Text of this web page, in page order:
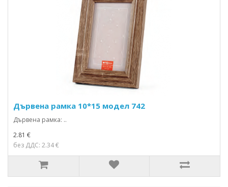
Дървена рамка 10*15 модел 742
Дървена рамка: ..
2.81 €
без ДДС: 2.34 €